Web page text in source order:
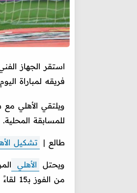
استقر الجهاز
فريقه لمباراة
للمسابقة المحلية.
طالع | تشكيل
ويحتل الأهلي
من الفوز بـ15 لقاءً وتعادل في 3 مواجهات وتلقى هزيمتين.